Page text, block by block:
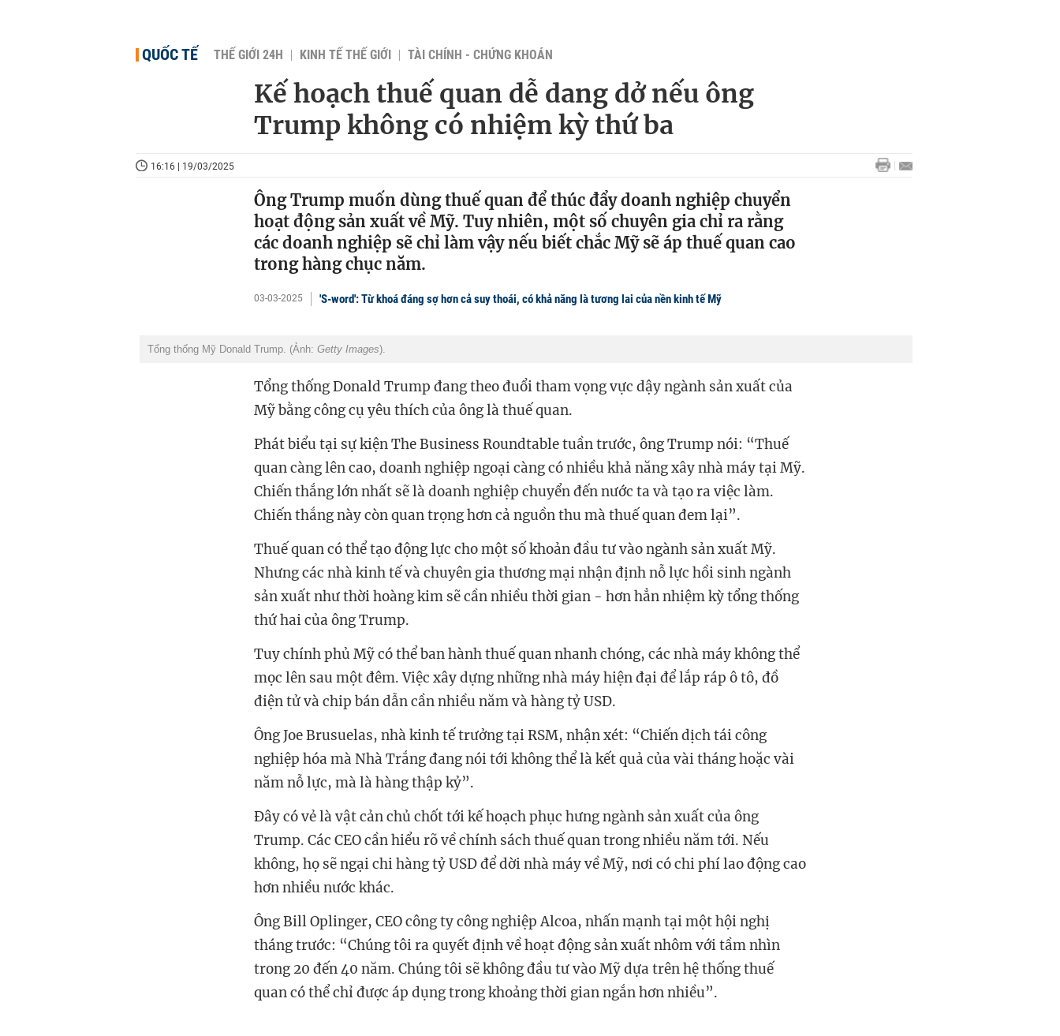
QUỐC TẾ THẾ GIỚI 24H KINH TẾ THẾ GIỚI TÀI CHÍNH - CHỨNG KHOÁN
Kế hoạch thuế quan dễ dang dở nếu ông
Trump không có nhiệm kỳ thứ ba
16:16 | 19/03/2025
Ông Trump muốn dùng thuế quan để thúc đẩy doanh nghiệp chuyển
hoạt động sản xuất về Mỹ. Tuy nhiên, một số chuyên gia chỉ ra rằng
các doanh nghiệp sẽ chỉ làm vậy nếu biết chắc Mỹ sẽ áp thuế quan cao
trong hàng chục năm.
03-03-2025 'S-word': Từ khoá đáng sợ hơn cả suy thoái, có khả năng là tương lai của nền kinh tế Mỹ
Tổng thống Mỹ Donald Trump. (Ảnh: Getty Images).
Tổng thống Donald Trump đang theo đuổi tham vọng vực dậy ngành sản xuất của
Mỹ bằng công cụ yêu thích của ông là thuế quan.
Phát biểu tại sự kiện The Business Roundtable tuần trước, ông Trump nói: “Thuế
quan càng lên cao, doanh nghiệp ngoại càng có nhiều khả năng xây nhà máy tại Mỹ.
Chiến thắng lớn nhất sẽ là doanh nghiệp chuyển đến nước ta và tạo ra việc làm.
Chiến thắng này còn quan trọng hơn cả nguồn thu mà thuế quan đem lại”.
Thuế quan có thể tạo động lực cho một số khoản đầu tư vào ngành sản xuất Mỹ.
Nhưng các nhà kinh tế và chuyên gia thương mại nhận định nỗ lực hồi sinh ngành
sản xuất như thời hoàng kim sẽ cần nhiều thời gian - hơn hẳn nhiệm kỳ tổng thống
thứ hai của ông Trump.
Tuy chính phủ Mỹ có thể ban hành thuế quan nhanh chóng, các nhà máy không thể
mọc lên sau một đêm. Việc xây dựng những nhà máy hiện đại để lắp ráp ô tô, đồ
điện tử và chip bán dẫn cần nhiều năm và hàng tỷ USD.
Ông Joe Brusuelas, nhà kinh tế trưởng tại RSM, nhận xét: “Chiến dịch tái công
nghiệp hóa mà Nhà Trắng đang nói tới không thể là kết quả của vài tháng hoặc vài
năm nỗ lực, mà là hàng thập kỷ”.
Đây có vẻ là vật cản chủ chốt tới kế hoạch phục hưng ngành sản xuất của ông
Trump. Các CEO cần hiểu rõ về chính sách thuế quan trong nhiều năm tới. Nếu
không, họ sẽ ngại chi hàng tỷ USD để dời nhà máy về Mỹ, nơi có chi phí lao động cao
hơn nhiều nước khác.
Ông Bill Oplinger, CEO công ty công nghiệp Alcoa, nhấn mạnh tại một hội nghị
tháng trước: “Chúng tôi ra quyết định về hoạt động sản xuất nhôm với tầm nhìn
trong 20 đến 40 năm. Chúng tôi sẽ không đầu tư vào Mỹ dựa trên hệ thống thuế
quan có thể chỉ được áp dụng trong khoảng thời gian ngắn hơn nhiều”.